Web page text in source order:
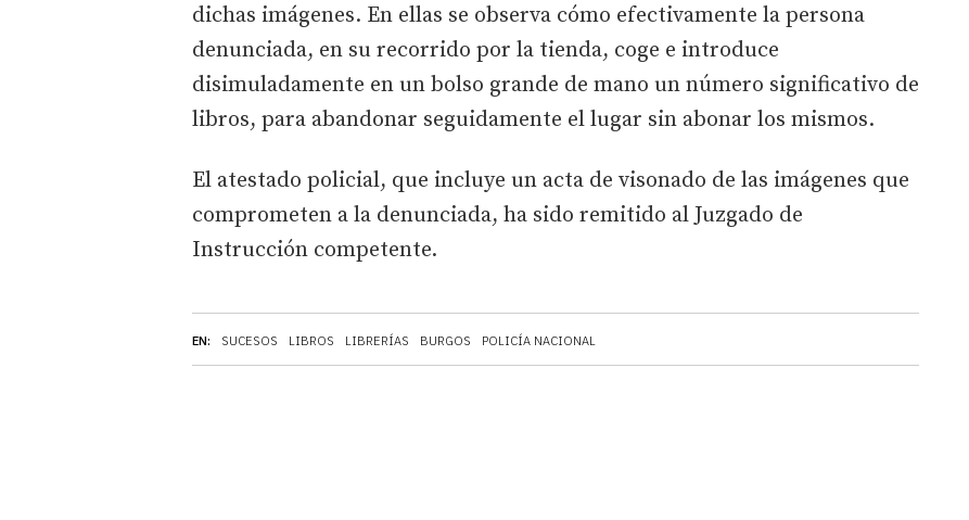
EN: SUCESOS LIBROS LIBRERÍAS BURGOS POLICÍA NACIONAL
dichas imágenes. En ellas se observa cómo efectivamente la persona
denunciada, en su recorrido por la tienda, coge e introduce
disimuladamente en un bolso grande de mano un número significativo de
libros, para abandonar seguidamente el lugar sin abonar los mismos.
El atestado policial, que incluye un acta de visonado de las imágenes que
comprometen a la denunciada, ha sido remitido al Juzgado de
Instrucción competente.